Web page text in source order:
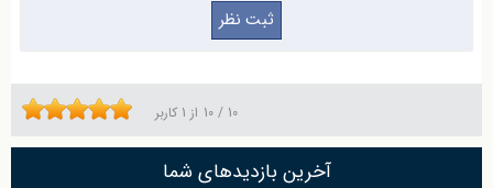
10 / 10 از 1 کاربر
آخرین بازدیدهای شما